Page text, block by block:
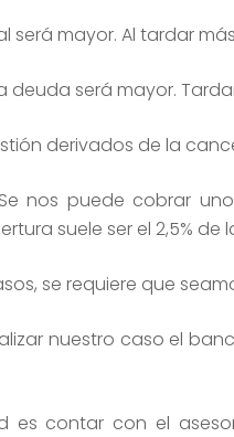
será mayor. Al tardar
deuda será mayor.
derivados de la
nos puede cobrar
suele ser el 2,5% de
se requiere que
nuestro caso el
es contar con el